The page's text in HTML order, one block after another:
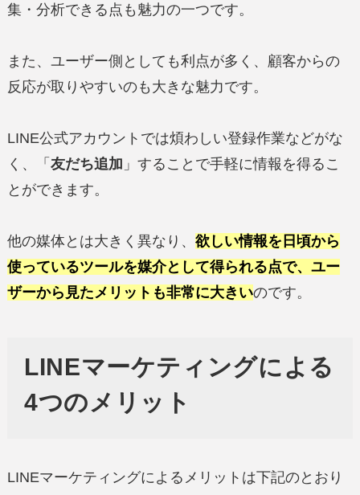
集・分析できる点も魅力の一つです。
また、ユーザー側としても利点が多く、顧客からの
反応が取りやすいのも大きな魅力です。
LINE公式アカウントでは煩わしい登録作業などがな
く、「 友だち追加 」することで手軽に情報を得るこ
とができます。
他の媒体とは大きく異なり、 欲しい情報を日頃から
使っているツールを媒介として得られる点で、ユー
ザーから見たメリットも非常に大きいのです。
LINEマーケティングによる
4つのメリット
LINEマーケティングによるメリットは下記のとおり